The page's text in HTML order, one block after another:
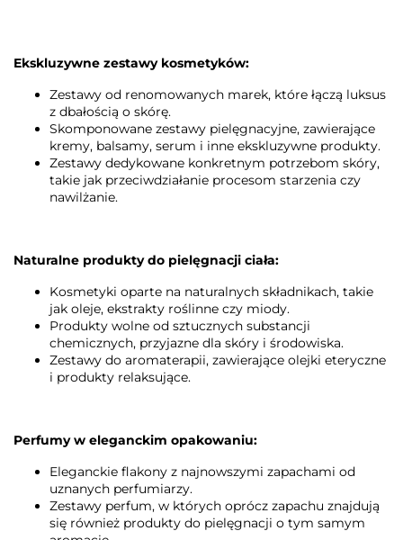
Ekskluzywne zestawy kosmetyków:
Zestawy od renomowanych marek, które łączą luksus
z dbałością o skórę.
Skomponowane zestawy pielęgnacyjne, zawierające
kremy, balsamy, serum i inne ekskluzywne produkty.
Zestawy dedykowane konkretnym potrzebom skóry,
takie jak przeciwdziałanie procesom starzenia czy
nawilżanie.
Naturalne produkty do pielęgnacji ciała:
Kosmetyki oparte na naturalnych składnikach, takie
jak oleje, ekstrakty roślinne czy miody.
Produkty wolne od sztucznych substancji
chemicznych, przyjazne dla skóry i środowiska.
Zestawy do aromaterapii, zawierające olejki eteryczne
i produkty relaksujące.
Perfumy w eleganckim opakowaniu:
Eleganckie flakony z najnowszymi zapachami od
uznanych perfumiarzy.
Zestawy perfum, w których oprócz zapachu znajdują
się również produkty do pielęgnacji o tym samym